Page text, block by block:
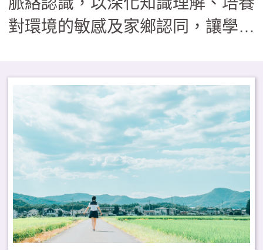
對環境的敏感及家鄉認同，讓學習
核心素養。然而，現階段學校戶外
教育的推動面臨多重挑戰，包括：
缺乏系統化的課程設計、缺少以學
生為主體的思考，以及評量機制有
待強化等困境。本文試圖運用「優
質學校戶外教育課程的層級架
構」，從理念價值、規劃實施與成
效評量三層面提出優化課程的整全